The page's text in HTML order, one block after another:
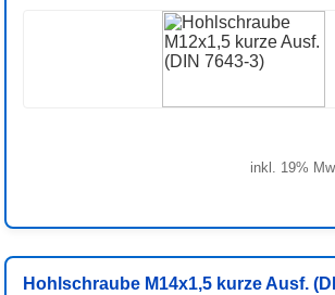
inkl. 19%
Hohlschraube M14x1,5 kurze Ausf.